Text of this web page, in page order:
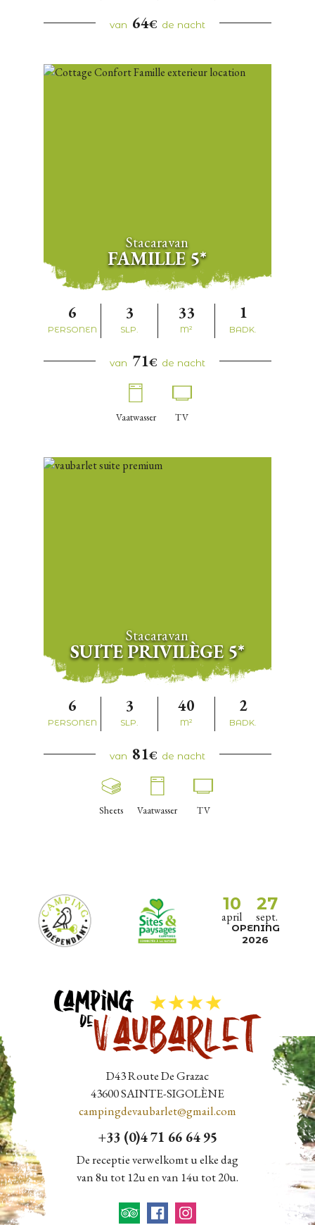
van 64€ de nacht
Stacaravan
FAMILLE 5*
6
PERSONEN
3
SLP.
33
M²
1
BADK.
van 71€ de nacht
Vaatwasser TV
Stacaravan
SUITE PRIVILÈGE 5*
6
PERSONEN
3
SLP.
40
M²
2
BADK.
van 81€ de nacht
Sheets Vaatwasser TV
10
april
27
sept.
OPENING
2026
D43 Route De Grazac
43600SAINTE-SIGOLÈNE
campingdevaubarlet@gmail.com
+33 (0)4 71 66 64 95
De receptie verwelkomt u elke dag
van 8u tot 12u en van 14u tot 20u.